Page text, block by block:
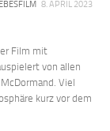
8. APRIL 2023
Film mit
von allen
Viel
kurz vor dem